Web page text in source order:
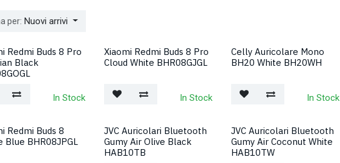
per: Nuovi arrivi
Redmi Buds 8 Pro
Black
In Stock
Xiaomi Redmi Buds 8 Pro
Cloud White BHR08GJGL
In Stock
Celly Auricolare Mono
BH20 White BH20WH
In Stock
Redmi Buds 8
Blue BHR08JPGL
Nuovo!
JVC Auricolari Bluetooth
Gumy Air Olive Black
HAB10TB
Nuovo!
JVC Auricolari Bluetooth
Gumy Air Coconut White
HAB10TW